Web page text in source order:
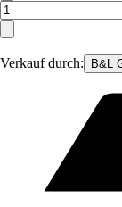
Verkauf durch: B&L